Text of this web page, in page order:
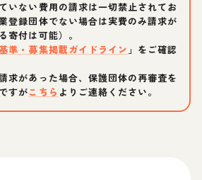
いない費用の請求は一切禁止されてお
登録団体でない場合は実費のみ請求が
寄付は可能）。
準・募集掲載ガイドライン 」をご確認
求があった場合、保護団体の再審査を
すがこちら よりご連絡ください。